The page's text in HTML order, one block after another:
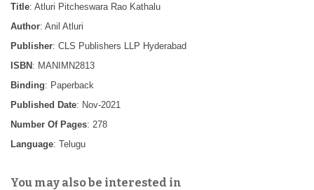
Title: Atluri Pitcheswara Rao Kathalu
Author: Anil Atluri
Publisher: CLS Publishers LLP Hyderabad
ISBN : MANIMN2813
Binding: Paperback
Published Date: Nov-2021
Number Of Pages: 278
Language: Telugu
You may also be interested in